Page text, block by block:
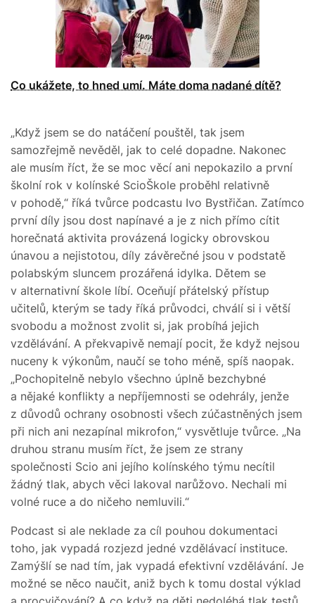
Co ukážete, to hned umí. Máte doma nadané dítě?
„Když jsem se do natáčení pouštěl, tak jsem
samozřejmě nevěděl, jak to celé dopadne. Nakonec
ale musím říct, že se moc věcí ani nepokazilo a první
školní rok v kolínské ScioŠkole proběhl relativně
v pohodě,“ říká tvůrce podcastu Ivo Bystřičan. Zatímco
první díly jsou dost napínavé a je z nich přímo cítit
horečnatá aktivita provázená logicky obrovskou
únavou a nejistotou, díly závěrečné jsou v podstatě
polabským sluncem prozářená idylka. Dětem se
v alternativní škole líbí. Oceňují přátelský přístup
učitelů, kterým se tady říká průvodci, chválí si i větší
svobodu a možnost zvolit si, jak probíhá jejich
vzdělávání. A překvapivě nemají pocit, že když nejsou
nuceny k výkonům, naučí se toho méně, spíš naopak.
„Pochopitelně nebylo všechno úplně bezchybné
a nějaké konflikty a nepříjemnosti se odehrály, jenže
z důvodů ochrany osobnosti všech zúčastněných jsem
při nich ani nezapínal mikrofon,“ vysvětluje tvůrce. „Na
druhou stranu musím říct, že jsem ze strany
společnosti Scio ani jejího kolínského týmu necítil
žádný tlak, abych věci lakoval narůžovo. Nechali mi
volné ruce a do ničeho nemluvili.“
Podcast si ale neklade za cíl pouhou dokumentaci
toho, jak vypadá rozjezd jedné vzdělávací instituce.
Zamýšlí se nad tím, jak vypadá efektivní vzdělávání. Je
možné se něco naučit, aniž bych k tomu dostal výklad